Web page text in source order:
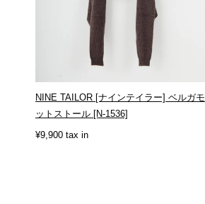
NINE TAILOR [ナインテイラー] ベルガモ
ットストール [N-1536]
¥9,900 tax in